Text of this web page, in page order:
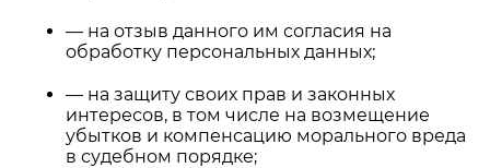
— на отзыв данного им согласия на
обработку персональных данных;
— на защиту своих прав и законных
интересов, в том числе на возмещение
убытков и компенсацию морального вреда
в судебном порядке;